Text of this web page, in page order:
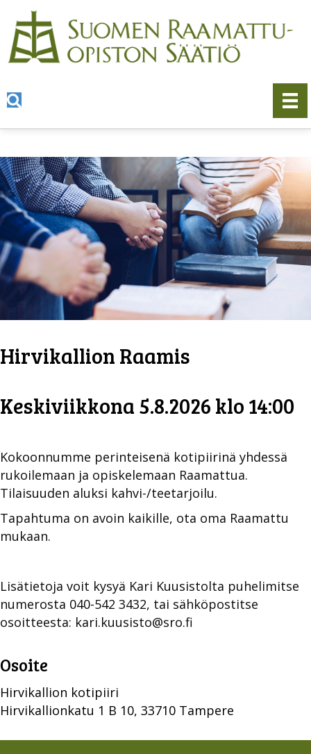
Hirvikallion Raamis
Keskiviikkona 5.8.2026 klo 14:00
Kokoonnumme perinteisenä kotipiirinä yhdessä
rukoilemaan ja opiskelemaan Raamattua.
Tilaisuuden aluksi kahvi-/teetarjoilu.
Tapahtuma on avoin kaikille, ota oma Raamattu
mukaan.
Lisätietoja voit kysyä Kari Kuusistolta puhelimitse
numerosta 040-542 3432, tai sähköpostitse
osoitteesta: kari.kuusisto@sro.fi
Osoite
Hirvikallion kotipiiri
Hirvikallionkatu 1 B 10, 33710 Tampere